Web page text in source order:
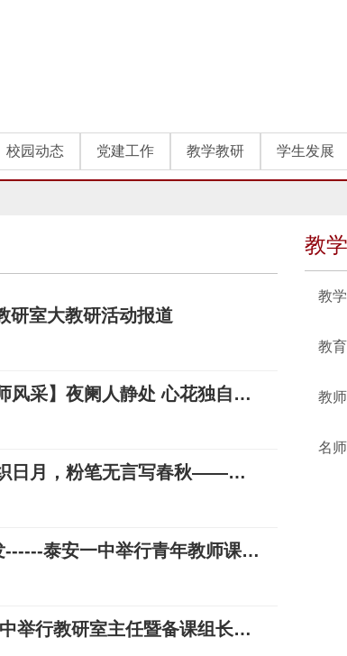
学生发展
教学教研
党建工作
校园动态
室大教研活动报道
微信公众号-泰安教育：【优秀教师风采】夜阑人静处 心花独自开——泰安一中教师孙文青
微信公众号-泰安教育：黑发积霜织日月，粉笔无言写春秋——泰安一中 王百全
凝心雕琢细打磨，探索反思再出发------泰安一中举行青年教师课堂教学基本功比赛总结表彰会议
名优皆可期 扬帆正当时 ---泰安一中举行教研室主任暨备课组长教研论坛
教
教
教
教
名